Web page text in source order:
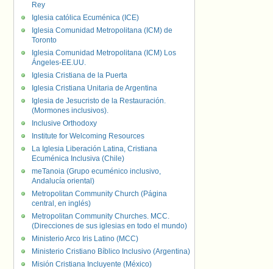
Rey
Iglesia católica Ecuménica (ICE)
Iglesia Comunidad Metropolitana (ICM) de
Toronto
Iglesia Comunidad Metropolitana (ICM) Los
Ángeles-EE.UU.
Iglesia Cristiana de la Puerta
Iglesia Cristiana Unitaria de Argentina
Iglesia de Jesucristo de la Restauración.
(Mormones inclusivos).
Inclusive Orthodoxy
Institute for Welcoming Resources
La Iglesia Liberación Latina, Cristiana
Ecuménica Inclusiva (Chile)
meTanoia (Grupo ecuménico inclusivo,
Andalucía oriental)
Metropolitan Community Church (Página
central, en inglés)
Metropolitan Community Churches. MCC.
(Direcciones de sus iglesias en todo el mundo)
Ministerio Arco Iris Latino (MCC)
Ministerio Cristiano Bíblico Inclusivo (Argentina)
Misión Cristiana Incluyente (México)